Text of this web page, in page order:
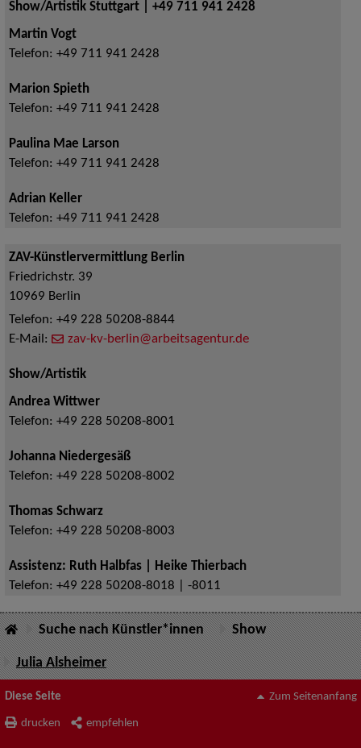
Show/Artistik Stuttgart | +49 711 941 2428
Martin Vogt
Telefon: +49 711 941 2428
Marion Spieth
Telefon: +49 711 941 2428
Paulina Mae Larson
Telefon: +49 711 941 2428
Adrian Keller
Telefon: +49 711 941 2428
ZAV-Künstlervermittlung Berlin
Friedrichstr. 39
10969 Berlin
Telefon: +49 228 50208-8844
E-Mail:
zav-kv-berlin@arbeitsagentur.de
Show/Artistik
Andrea Wittwer
Telefon: +49 228 50208-8001
Johanna Niedergesäß
Telefon: +49 228 50208-8002
Thomas Schwarz
Telefon: +49 228 50208-8003
Assistenz: Ruth Halbfas | Heike Thierbach
Telefon: +49 228 50208-8018 | -8011
Suche nach Künstler*innen Show
Julia Alsheimer
Diese Seite
drucken empfehlen
Zum Seitenanfang